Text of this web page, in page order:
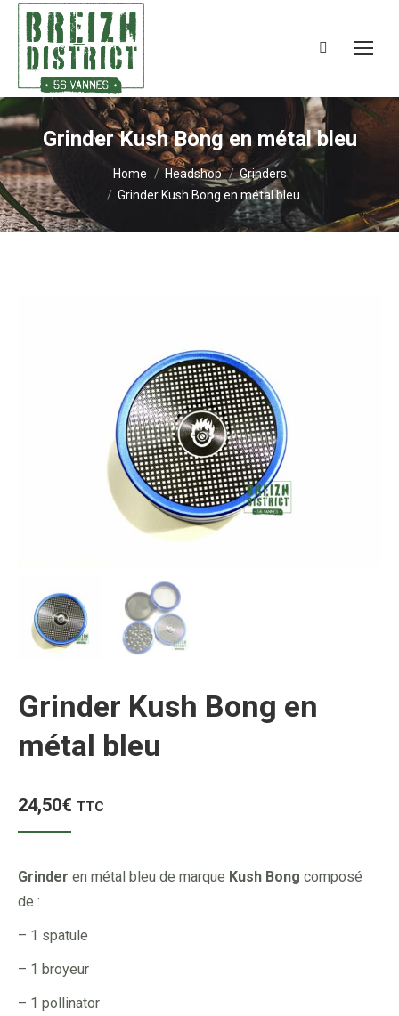
Search:
Grinder Kush Bong en métal bleu
You are here: Home Headshop
Grinders
Grinder Kush Bong en métal bleu
Grinder Kush Bong en
métal bleu
24,50€ TTC
Grinder en métal bleu de marque Kush Bong composé
de :
– 1 spatule
– 1 broyeur
– 1 pollinator